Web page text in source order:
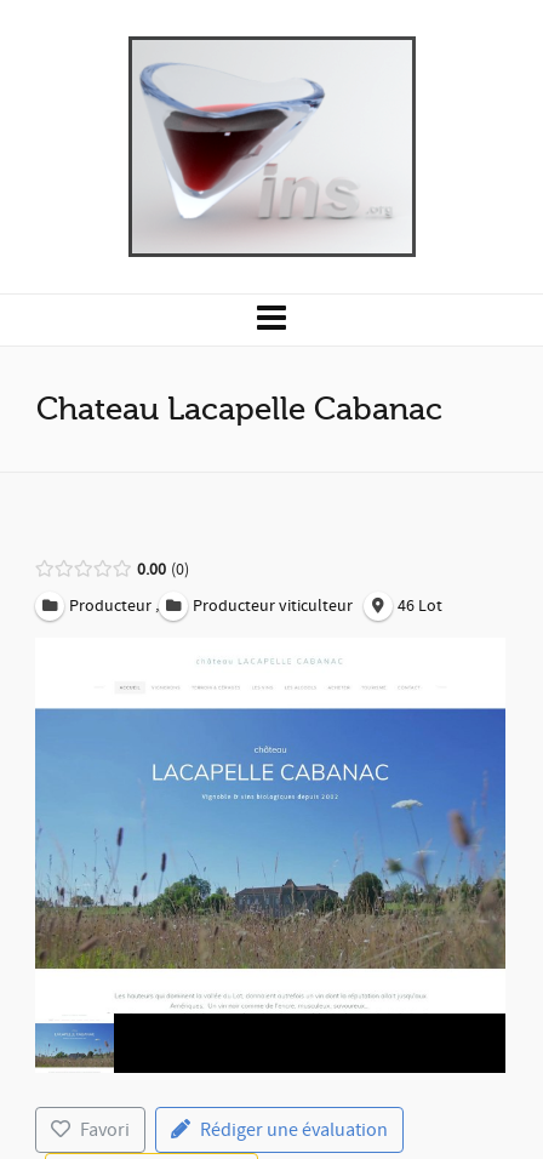
Chateau Lacapelle Cabanac
0.00 0
Producteur , Producteur viticulteur 46 Lot
Favori
Rédiger une évaluation